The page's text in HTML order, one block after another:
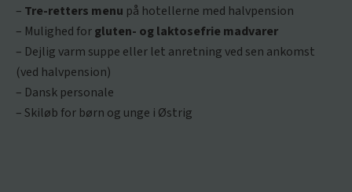
– Tre-retters menu på hotellerne med halvpension
– Mulighed forgluten- og laktosefrie madvarer
– Dejlig varm suppe eller let anretning ved sen ankomst
(ved halvpension)
– Dansk personale
– Skiløb for børn og unge i Østrig